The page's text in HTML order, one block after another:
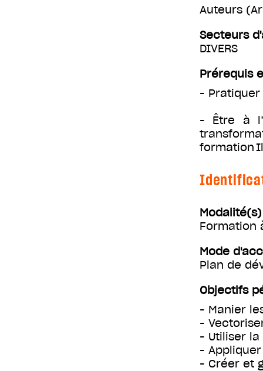
Auteurs (
Secteurs
DIVERS
Prérequis
-
- Être à
formation
Formation
Mode
Plan de
Objectifs
- Manier
-
- Utiliser
-
- Créer et